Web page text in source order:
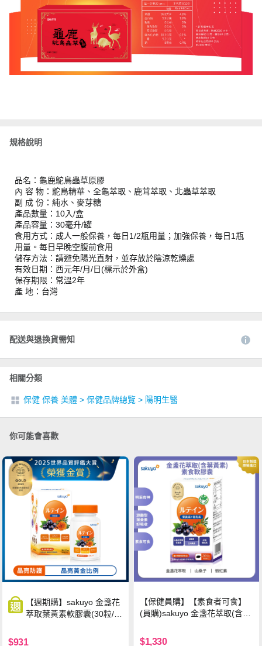
規格說明
品名：龜鹿鴕鳥蟲草原膠
內 容 物：鴕鳥精華、全龜萃取、鹿茸萃取、北蟲草萃取
副 成 份：純水、麥芽糖
產品數量：10入/盒
產品容量：30毫升/罐
食用方式：成人一般保養，每日1/2瓶用量；加強保養，每日1瓶
用量。每日早晚空腹前食用
儲存方法：請避免陽光直射，並存放於陰涼乾燥處
有效日期：西元年/月/日(標示於外盒)
保存期限：常溫2年
產 地：台灣
配送與退換貨需知
相關分類
保健 保養 美體 > 保健品牌總覽 > 陽明生醫
你可能會喜歡
【週期購】sakuyo 金盞花
萃取葉黃素軟膠囊(30粒/
$931
【保健員購】【素食者可食】
(員購)sakuyo 金盞花萃取(含葉
瓶)
$1,330